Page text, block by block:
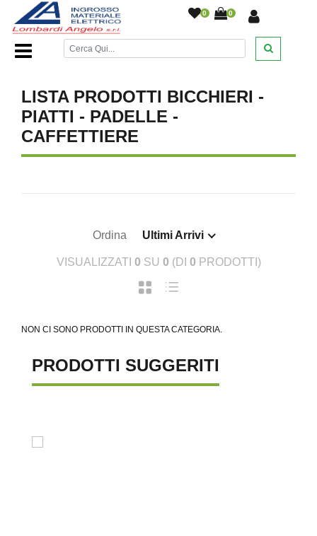
0 0
Home Page/DESANTIS///
LISTA PRODOTTI BICCHIERI -
PIATTI - PADELLE -
CAFFETTIERE
Ordina Ultimi Arrivi
VISUALIZZATI 0 SU 0 (DI 0 PRODOTTI)
NON CI SONO PRODOTTI IN QUESTA CATEGORIA.
PRODOTTI SUGGERITI